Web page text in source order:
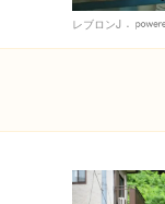
レブロンJ